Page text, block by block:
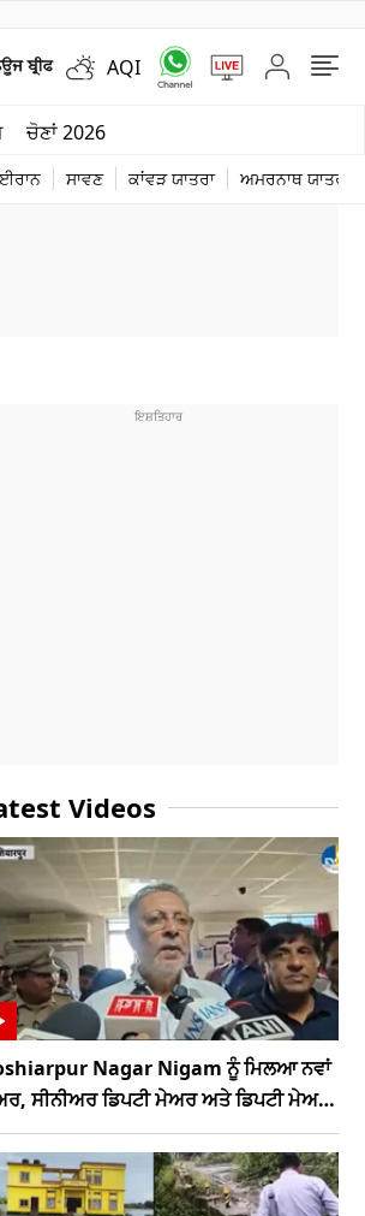
AQI
ਚੋਣਾਂ 2026
ਈਰਾਨ ਸਾਵਣ ਕਾਂਵੜ ਯਾਤਰਾ ਅਮਰਨਾਥ ਯਾਤਰਾ
ਦੁਨੀਆ
Videos
Nagar Nigam ਨੂੰ ਮਿਲਆ ਨਵਾਂ
ਸੀਨੀਅਰ ਡਿਪਟੀ ਮੇਅਰ ਅਤੇ ਡਿਪਟੀ ਮੇਅਰ,
ਨੇ ਦੱਸਿਆ ਪੂਰਾ ਗਣਿਤ